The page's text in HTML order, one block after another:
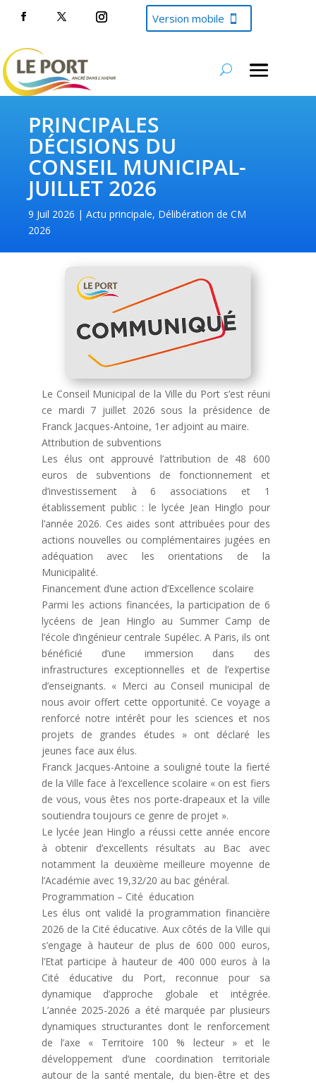
Version mobile
PRINCIPALES
DÉCISIONS DU
CONSEIL MUNICIPAL-
JUILLET 2026
9 Juil 2026 Actu principale, Délibération de CM
2026
Le Conseil Municipal de la Ville du Port s’est réuni
ce mardi 7 juillet 2026 sous la présidence de
Franck Jacques-Antoine, 1er adjoint au maire.
Attribution de subventions
Les élus ont approuvé l’attribution de 48 600
euros de subventions de fonctionnement et
d’investissement à 6 associations et 1
établissement public : le lycée Jean Hinglo pour
l’année 2026. Ces aides sont attribuées pour des
actions nouvelles ou complémentaires jugées en
adéquation avec les orientations de la
Municipalité.
Financement d’une action d’Excellence scolaire
Parmi les actions financées, la participation de 6
lycéens de Jean Hinglo au Summer Camp de
l’école d’ingénieur centrale Supélec. A Paris, ils ont
bénéficié d’une immersion dans des
infrastructures exceptionnelles et de l’expertise
d’enseignants. « Merci au Conseil municipal de
nous avoir offert cette opportunité. Ce voyage a
renforcé notre intérêt pour les sciences et nos
projets de grandes études » ont déclaré les
jeunes face aux élus.
Franck Jacques-Antoine a souligné toute la fierté
de la Ville face à l’excellence scolaire « on est fiers
de vous, vous êtes nos porte-drapeaux et la ville
soutiendra toujours ce genre de projet ».
Le lycée Jean Hinglo a réussi cette année encore
à obtenir d’excellents résultats au Bac avec
notamment la deuxième meilleure moyenne de
l’Académie avec 19,32/20 au bac général.
Programmation – Cité éducation
Les élus ont validé la programmation financière
2026 de la Cité éducative. Aux côtés de la Ville qui
s’engage à hauteur de plus de 600 000 euros,
l’Etat participe à hauteur de 400 000 euros à la
Cité éducative du Port, reconnue pour sa
dynamique d’approche globale et intégrée.
L’année 2025-2026 a été marquée par plusieurs
dynamiques structurantes dont le renforcement
de l’axe « Territoire 100 % lecteur » et le
développement d’une coordination territoriale
autour de la santé mentale, du bien-être et des